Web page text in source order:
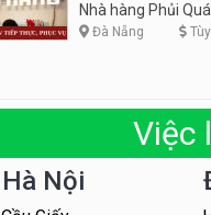
Nhà hàng Phủi
Đà Nẵng
Việc
Hà Nội